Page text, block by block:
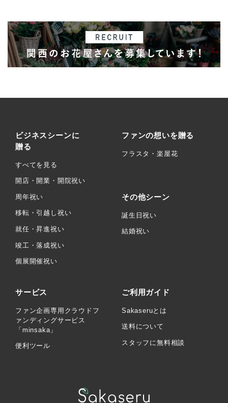
ビジネスシーンに
贈る
すべてを見る
開店・開業・開院祝い
周年祝い
移転・引越し祝い
就任・昇進祝い
竣工・落成祝い
個展開催祝い
ファンの想いを贈る
フラスタ・楽屋花
その他シーン
誕生日祝い
結婚祝い
サービス
ファン企画専用クラウドフ
ァンディングサービス
「minsaka」
便利ツール
ご利用ガイド
Sakaseruとは
送料について
スタッフに無料相談